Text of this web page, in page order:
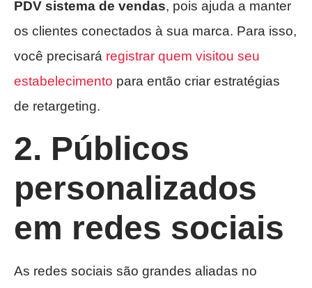
PDV sistema de vendas, pois ajuda a manter
os clientes conectados à sua marca. Para isso,
você precisará registrar quem visitou seu
estabelecimento para então criar estratégias
de retargeting.
2. Públicos
personalizados
em redes sociais
As redes sociais são grandes aliadas no